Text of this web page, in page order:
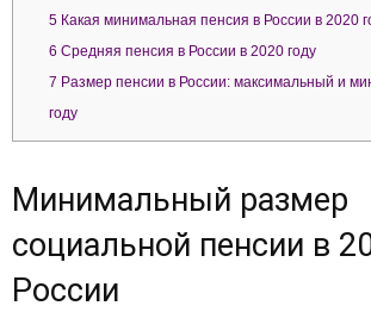
5 Какая минимальная пенсия в России в 2020
6 Средняя пенсия в России в 2020 году
7 Размер пенсии в России: максимальный и
году
Минимальный размер
социальной пенсии в
России